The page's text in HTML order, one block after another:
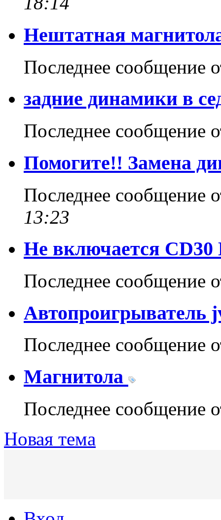
Нештатная
Последнее сообщение
задние динамики в
Последнее сообщение
Помогите!! Замена
Последнее сообщение
13:23
Не включается CD30
Последнее сообщение
Автопроигрыватель
Последнее сообщение
Магнитола
Последнее сообщение
Новая тема